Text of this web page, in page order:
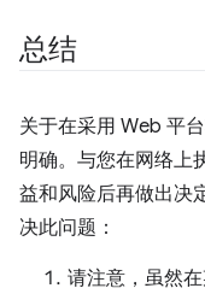
总结
关于在采用 Web 平
明确。与您在网络上
益和风险后再做出决
决此问题：
请注意，虽然